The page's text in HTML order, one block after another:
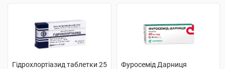
Гідрохлортіазид таблетки 25
Фуросемід Дарниця